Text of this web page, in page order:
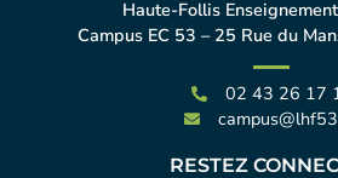
Haute-Follis
Campus EC 53 – 25 Rue du
02 43 26 17
RESTEZ